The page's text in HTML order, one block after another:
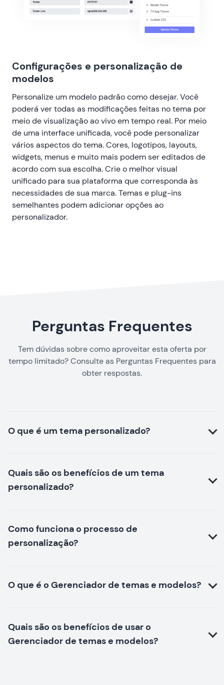
Configurações e personalização de
modelos
Personalize um modelo padrão como desejar. Você
poderá ver todas as modificações feitas no tema por
meio de visualização ao vivo em tempo real. Por meio
de uma interface unificada, você pode personalizar
vários aspectos do tema. Cores, logotipos, layouts,
widgets, menus e muito mais podem ser editados de
acordo com sua escolha. Crie o melhor visual
unificado para sua plataforma que corresponda às
necessidades de sua marca. Temas e plug-ins
semelhantes podem adicionar opções ao
personalizador.
Perguntas Frequentes
Tem dúvidas sobre como aproveitar esta oferta por
tempo limitado? Consulte as Perguntas Frequentes para
obter respostas.
O que é um tema personalizado?
Quais são os benefícios de um tema
personalizado?
Como funciona o processo de
personalização?
O que é o Gerenciador de temas e modelos?
Quais são os benefícios de usar o
Gerenciador de temas e modelos?